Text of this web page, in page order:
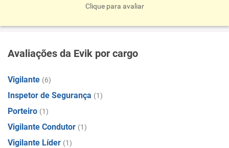
Clique para avaliar
Avaliações da Evik por cargo
Vigilante (6)
Inspetor de Segurança (1)
Porteiro (1)
Vigilante Condutor (1)
Vigilante Líder (1)